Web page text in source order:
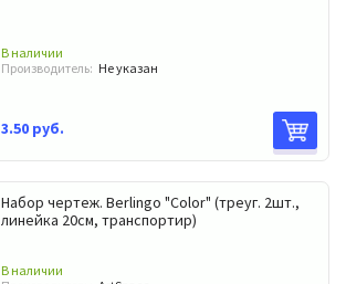
В наличии
Производитель: Не указан
3.50 руб.
Набор чертеж. Berlingo "Color" (треуг. 2шт.,
линейка 20см, транспортир)
В наличии